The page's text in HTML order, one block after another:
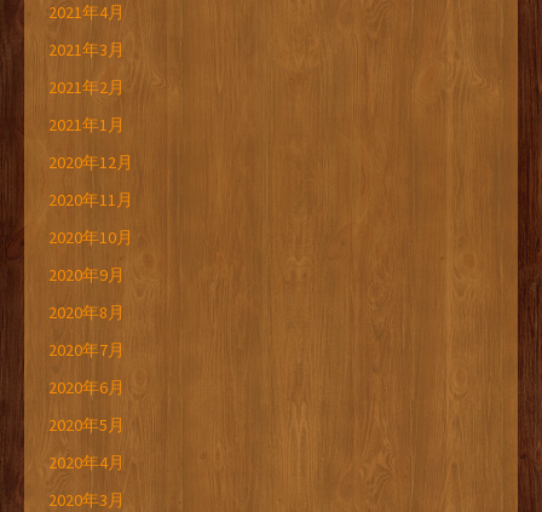
2021年4月
2021年3月
2021年2月
2021年1月
2020年12月
2020年11月
2020年10月
2020年9月
2020年8月
2020年7月
2020年6月
2020年5月
2020年4月
2020年3月